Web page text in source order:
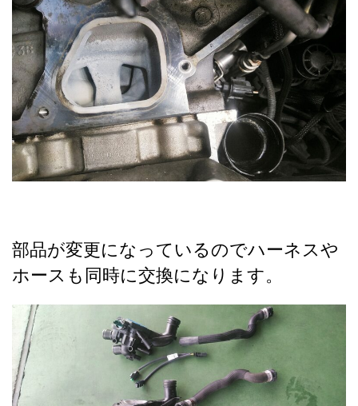
部品が変更になっているのでハーネスや
ホースも同時に交換になります。